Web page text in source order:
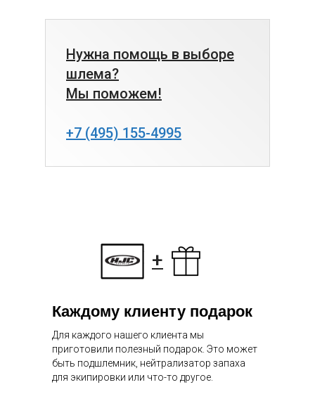
Нужна помощь в выборе
шлема?
Мы поможем!
+7 (495) 155-4995
Каждому клиенту подарок
Для каждого нашего клиента мы
приготовили полезный подарок. Это может
быть подшлемник, нейтрализатор запаха
для экипировки или что-то другое.
+